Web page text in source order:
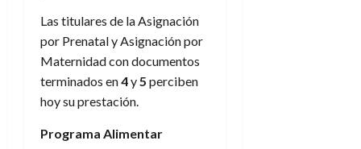
Las titulares de la Asignación
por Prenatal y Asignación por
Maternidad con documentos
terminados en4y5 perciben
hoy su prestación.
Programa Alimentar